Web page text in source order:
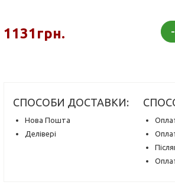
1131грн. -
СПОСОБИ ДОСТАВКИ:
Нова Пошта
Делівері